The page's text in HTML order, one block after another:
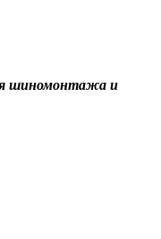
шиномонтажа и